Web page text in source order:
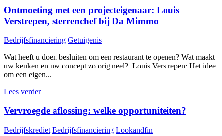
Ontmoeting met een projecteigenaar: Louis
Verstrepen, sterrenchef bij Da Mimmo
Bedrijfsfinanciering Getuigenis
Wat heeft u doen besluiten om een restaurant te openen? Wat maakt
uw keuken en uw concept zo origineel? Louis Verstrepen: Het idee
om een eigen...
Lees verder
Vervroegde aflossing: welke opportuniteiten?
Bedrijfskrediet Bedrijfsfinanciering Lookandfin